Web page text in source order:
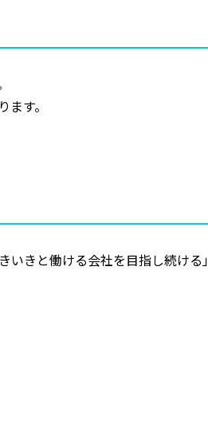
す。
きと働ける会社を目指し続ける」